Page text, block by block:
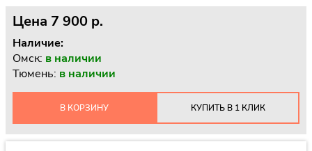
Цена 7 900 p.
Наличие:
Омск: в наличии
Тюмень: в наличии
В КОРЗИНУ КУПИТЬ В 1 КЛИК